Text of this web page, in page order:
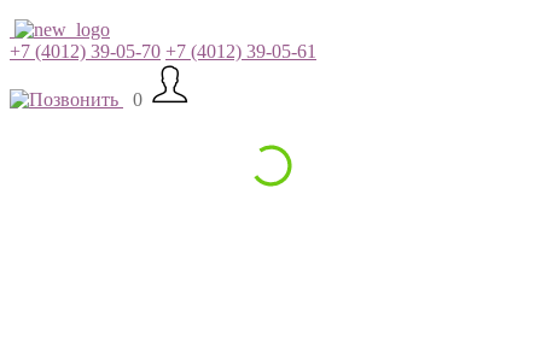
+7 (4012) 39-05-70 +7 (4012) 39-05-61
0